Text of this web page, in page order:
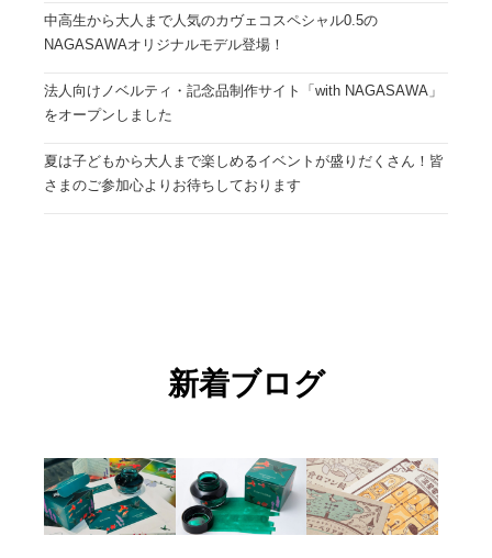
中高生から大人まで人気のカヴェコスペシャル0.5の
NAGASAWAオリジナルモデル登場！
法人向けノベルティ・記念品制作サイト「with NAGASAWA」
をオープンしました
夏は子どもから大人まで楽しめるイベントが盛りだくさん！皆
さまのご参加心よりお待ちしております
新着ブログ